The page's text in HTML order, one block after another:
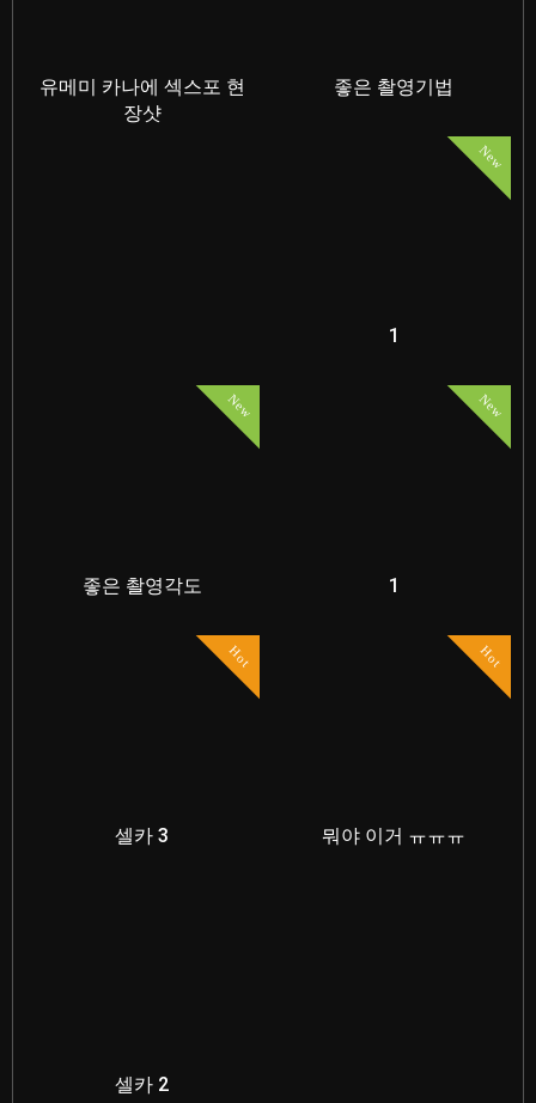
유메미 카나에 섹스포 현
장샷
좋은 촬영기법
New
1
New
좋은 촬영각도
New
1
Hot
셀카 3
Hot
뭐야 이거 ㅠㅠㅠ
셀카 2